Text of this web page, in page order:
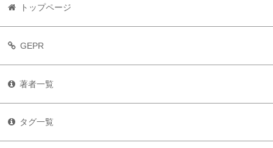
トップページ
GEPR
著者一覧
タグ一覧